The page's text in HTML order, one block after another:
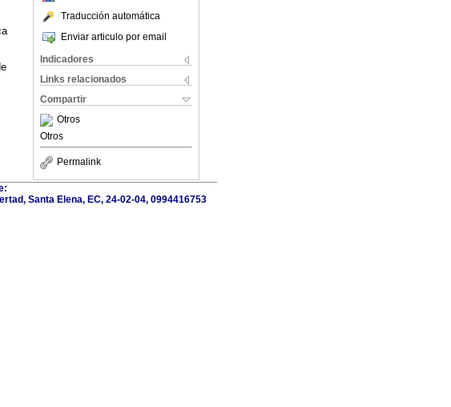
Traducción automática
Enviar articulo por email
Indicadores
Links relacionados
Compartir
Otros
Otros
Permalink
Santa Elena, EC, 24-02-04, 0994416753